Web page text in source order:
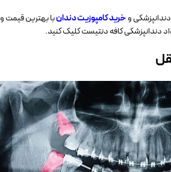
وخرید کامپوزیت دندانبا بهترین قیمت و
دندانپزشکی کافه دنتیست کلیک کنید.